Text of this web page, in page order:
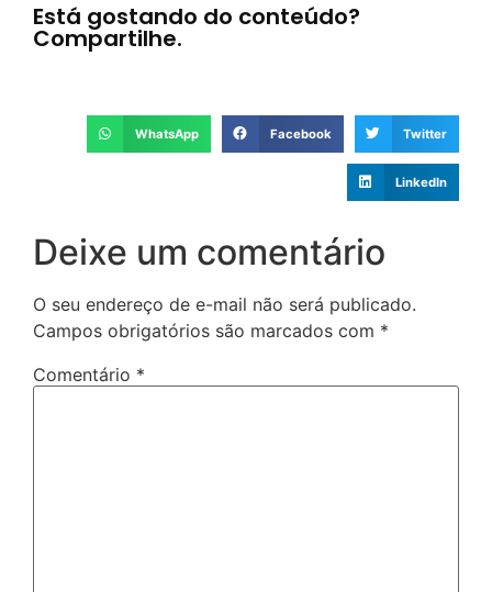
Está gostando do conteúdo?
Compartilhe.
WhatsApp Facebook Twitter
LinkedIn
Deixe um comentário
O seu endereço de e-mail não será publicado.
Campos obrigatórios são marcados com *
Comentário *